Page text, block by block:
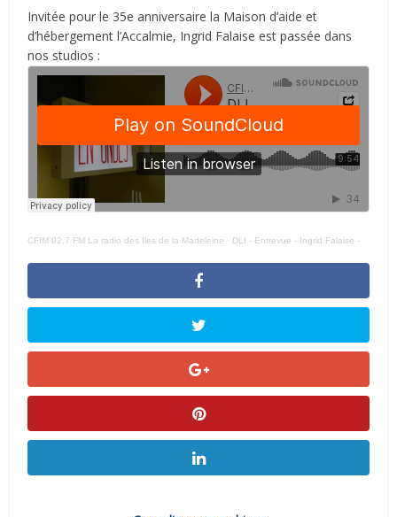
Invitée pour le 35e anniversaire la Maison d’aide et
d’hébergement l’Accalmie, Ingrid Falaise est passée dans
nos studios :
CFIM 92,7 FM La radio des Iles de la Madeleine · DLI - Entrevue - Ingrid Falaise -